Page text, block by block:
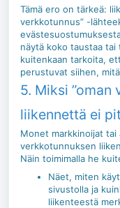
Tämä ero on tärkeä:
verkkotunnus” -
näytä koko taustaa
kuitenkaan tarkoita,
perustuvat siihen,
5. Miksi ”oman
liikennettä ei
Monet markkinoijat
verkkotunnuksen
Näin toimimalla he
Näet, miten
sivustolla ja
liikenteestä